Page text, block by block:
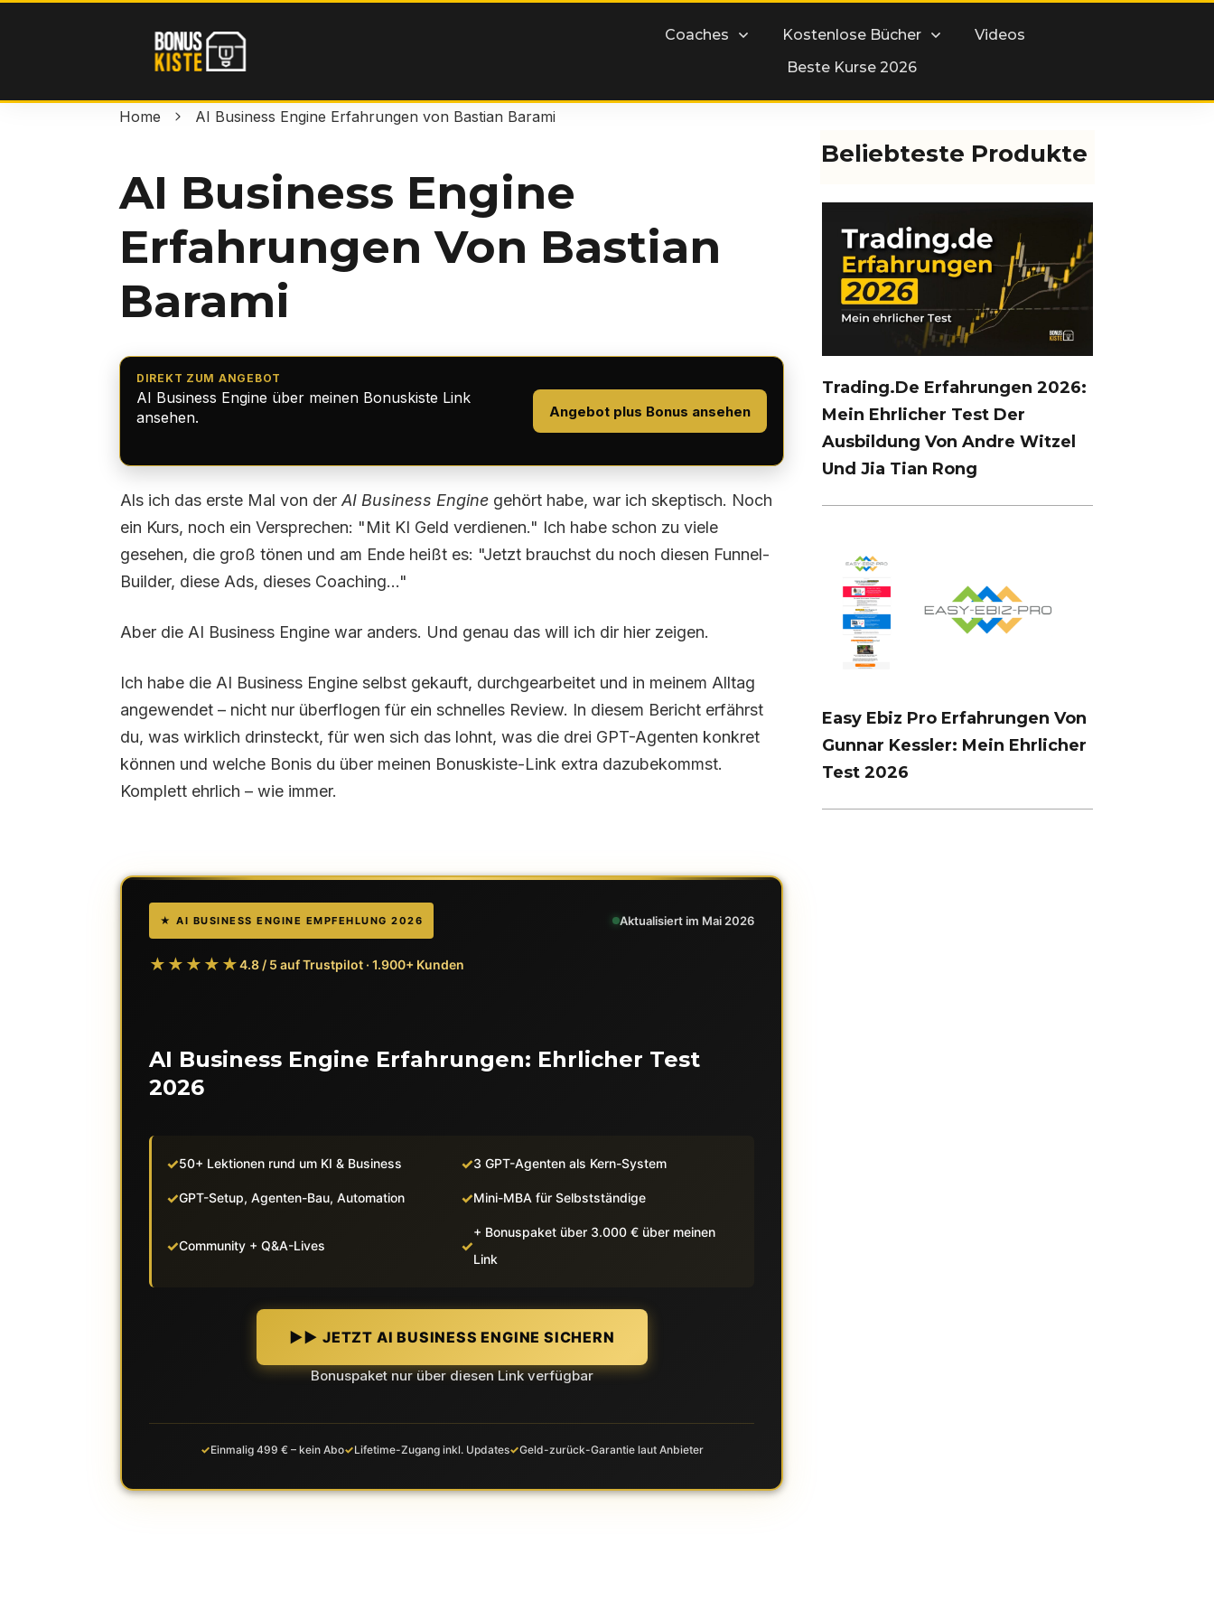
Coaches Kostenlose Bücher
Videos
Beste Kurse 2026
Home AI Business Engine Erfahrungen von Bastian Barami
AI Business Engine
Erfahrungen Von Bastian
Barami
DIREKT ZUM ANGEBOT
AI Business Engine über meinen Bonuskiste Link
ansehen.
Angebot plus Bonus ansehen
Als ich das erste Mal von der AI Business Engine gehört habe, war ich skeptisch. Noch
ein Kurs, noch ein Versprechen: "Mit KI Geld verdienen." Ich habe schon zu viele
gesehen, die groß tönen und am Ende heißt es: "Jetzt brauchst du noch diesen Funnel-
Builder, diese Ads, dieses Coaching..."
Aber die AI Business Engine war anders. Und genau das will ich dir hier zeigen.
Ich habe die AI Business Engine selbst gekauft, durchgearbeitet und in meinem Alltag
angewendet – nicht nur überflogen für ein schnelles Review. In diesem Bericht erfährst
du, was wirklich drinsteckt, für wen sich das lohnt, was die drei GPT-Agenten konkret
können und welche Bonis du über meinen Bonuskiste-Link extra dazubekommst.
Komplett ehrlich – wie immer.
★ AI BUSINESS ENGINE EMPFEHLUNG 2026 Aktualisiert im Mai 2026
★★★★★4.8 / 5 auf Trustpilot · 1.900+ Kunden
AI Business Engine Erfahrungen: Ehrlicher Test
2026
50+ Lektionen rund um KI & Business 3 GPT-Agenten als Kern-System
GPT-Setup, Agenten-Bau, Automation Mini-MBA für Selbstständige
Community + Q&A-Lives
+ Bonuspaket über 3.000 € über meinen
Link
►► JETZT AI BUSINESS ENGINE SICHERN
Bonuspaket nur über diesen Link verfügbar
Einmalig 499 € – kein Abo Lifetime-Zugang inkl. Updates Geld-zurück-Garantie laut Anbieter
Beliebteste Produkte
Trading.de Erfahrungen 2026:
Mein Ehrlicher Test Der
Ausbildung Von Andre Witzel
Und Jia Tian Rong
Easy Ebiz Pro Erfahrungen Von
Gunnar Kessler: Mein Ehrlicher
Test 2026